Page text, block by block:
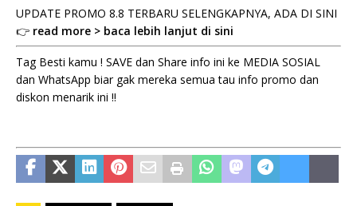
UPDATE PROMO 8.8 TERBARU SELENGKAPNYA, ADA DI SINI
👉 read more > baca lebih lanjut di sini
Tag Besti kamu ! SAVE dan Share info ini ke MEDIA SOSIAL
dan WhatsApp biar gak mereka semua tau info promo dan
diskon menarik ini !!